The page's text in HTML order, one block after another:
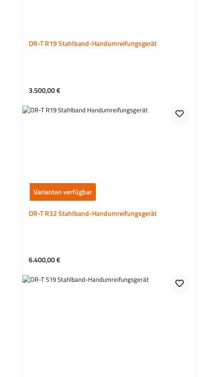
OR-T R19 Stahlband-Handumreifungsgerät
Regulärer Preis:
3.500,00 €
Varianten verfügbar
OR-T R32 Stahlband-Handumreifungsgerät
Regulärer Preis:
6.400,00 €